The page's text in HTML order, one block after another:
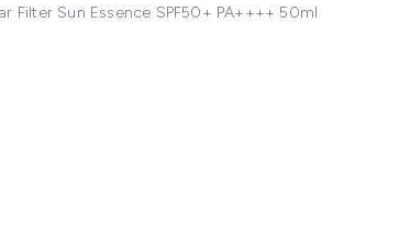
Filter Sun Essence SPF50+ PA++++ 50ml